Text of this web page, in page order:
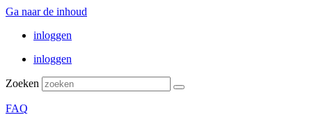
Ga naar de inhoud
inloggen
inloggen
Zoeken
FAQ